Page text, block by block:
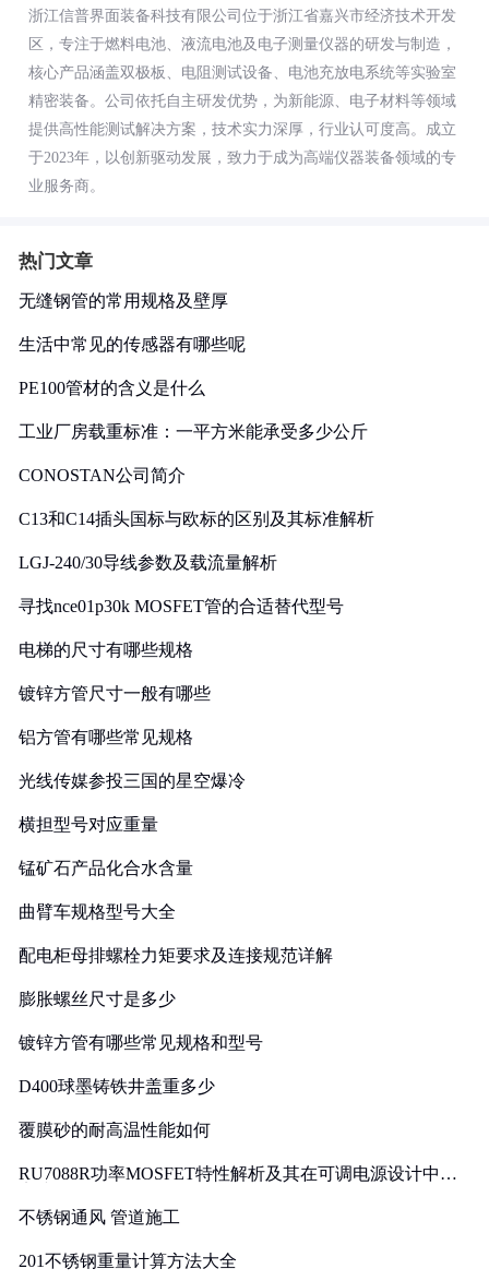
浙江信普界面装备科技有限公司位于浙江省嘉兴市经济技术开发
区，专注于燃料电池、液流电池及电子测量仪器的研发与制造，
核心产品涵盖双极板、电阻测试设备、电池充放电系统等实验室
精密装备。公司依托自主研发优势，为新能源、电子材料等领域
提供高性能测试解决方案，技术实力深厚，行业认可度高。成立
于2023年，以创新驱动发展，致力于成为高端仪器装备领域的专
业服务商。
热门文章
无缝钢管的常用规格及壁厚
生活中常见的传感器有哪些呢
PE100管材的含义是什么
工业厂房载重标准：一平方米能承受多少公斤
CONOSTAN公司简介
C13和C14插头国标与欧标的区别及其标准解析
LGJ-240/30导线参数及载流量解析
寻找nce01p30k MOSFET管的合适替代型号
电梯的尺寸有哪些规格
镀锌方管尺寸一般有哪些
铝方管有哪些常见规格
光线传媒参投三国的星空爆冷
横担型号对应重量
锰矿石产品化合水含量
曲臂车规格型号大全
配电柜母排螺栓力矩要求及连接规范详解
膨胀螺丝尺寸是多少
镀锌方管有哪些常见规格和型号
D400球墨铸铁井盖重多少
覆膜砂的耐高温性能如何
RU7088R功率MOSFET特性解析及其在可调电源设计中的
不锈钢通风 管道施工
201不锈钢重量计算方法大全